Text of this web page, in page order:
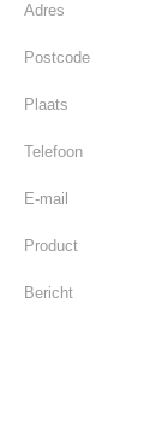
Adres
Postcode
Plaats
Telefoon
E-mail
Product
Bericht